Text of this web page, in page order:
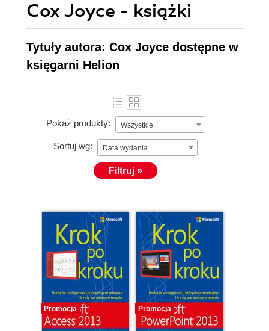
Cox Joyce - książki
Tytuły autora: Cox Joyce dostępne w
księgarni Helion
Pokaż produkty: Wszystkie
Sortuj wg: Data wydania
Filtruj »
Promocja Promocja